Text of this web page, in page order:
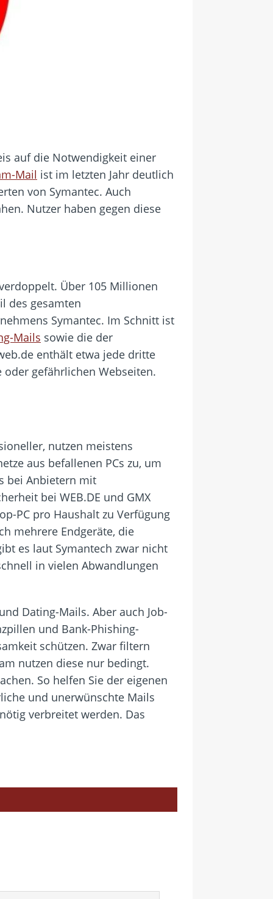
auf die Notwendigkeit einer
Mail ist im letzten Jahr deutlich
von Symantec. Auch
Nutzer haben gegen diese
Über 105 Millionen
des gesamten
Symantec. Im Schnitt ist
Mails sowie die der
enthält etwa jede dritte
gefährlichen Webseiten.
nutzen meistens
aus befallenen PCs zu, um
bei Anbietern mit
bei WEB.DE und GMX
PC pro Haushalt zu Verfügung
mehrere Endgeräte, die
es laut Symantech zwar nicht
in vielen Abwandlungen
Dating-Mails. Aber auch Job-
und Bank-Phishing-
schützen. Zwar filtern
nutzen diese nur bedingt.
So helfen Sie der eigenen
und unerwünschte Mails
verbreitet werden. Das